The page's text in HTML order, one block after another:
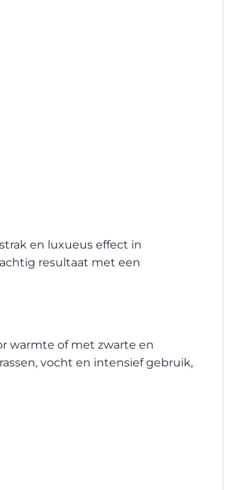
en luxueus effect in
resultaat met een
warmte of met zwarte en
vocht en intensief gebruik,